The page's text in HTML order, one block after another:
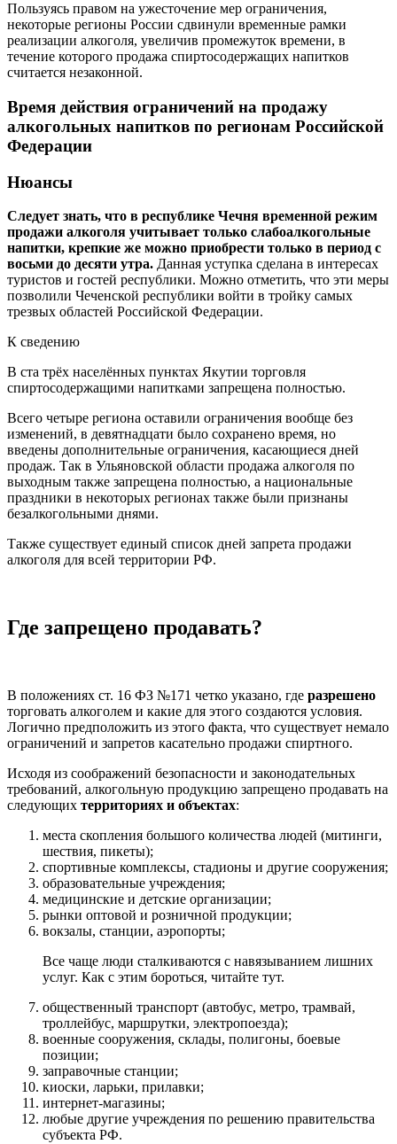
Пользуясь правом на ужесточение мер ограничения,
некоторые регионы России сдвинули временные рамки
реализации алкоголя, увеличив промежуток времени, в
течение которого продажа спиртосодержащих напитков
считается незаконной.
Время действия ограничений на продажу
алкогольных напитков по регионам Российской
Федерации
Нюансы
Следует знать, что в республике Чечня временной режим
продажи алкоголя учитывает только слабоалкогольные
напитки, крепкие же можно приобрести только в период с
восьми до десяти утра. Данная уступка сделана в интересах
туристов и гостей республики. Можно отметить, что эти меры
позволили Чеченской республики войти в тройку самых
трезвых областей Российской Федерации.
К сведению
В ста трёх населённых пунктах Якутии торговля
спиртосодержащими напитками запрещена полностью.
Всего четыре региона оставили ограничения вообще без
изменений, в девятнадцати было сохранено время, но
введены дополнительные ограничения, касающиеся дней
продаж. Так в Ульяновской области продажа алкоголя по
выходным также запрещена полностью, а национальные
праздники в некоторых регионах также были признаны
безалкогольными днями.
Также существует единый список дней запрета продажи
алкоголя для всей территории РФ.
Где запрещено продавать?
В положениях ст. 16 ФЗ №171 четко указано, где разрешено
торговать алкоголем и какие для этого создаются условия.
Логично предположить из этого факта, что существует немало
ограничений и запретов касательно продажи спиртного.
Исходя из соображений безопасности и законодательных
требований, алкогольную продукцию запрещено продавать на
следующих территориях и объектах:
места скопления большого количества людей (митинги,
шествия, пикеты);
спортивные комплексы, стадионы и другие сооружения;
образовательные учреждения;
медицинские и детские организации;
рынки оптовой и розничной продукции;
вокзалы, станции, аэропорты;
Все чаще люди сталкиваются с навязыванием лишних
услуг. Как с этим бороться, читайте тут.
общественный транспорт (автобус, метро, трамвай,
троллейбус, маршрутки, электропоезда);
военные сооружения, склады, полигоны, боевые
позиции;
заправочные станции;
киоски, ларьки, прилавки;
интернет-магазины;
любые другие учреждения по решению правительства
субъекта РФ.